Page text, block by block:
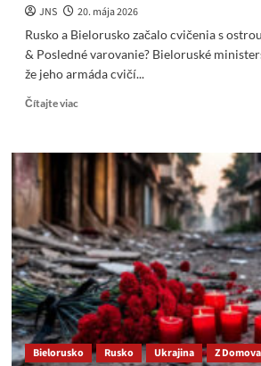
JNS
20. mája 2026
Rusko a Bielorusko začalo cvičenia s
& Posledné varovanie? Bieloruské
že jeho armáda cvičí...
Čítajte viacRead
Rusko
Bielorusko
začalo
cvičenia
s
ostrou
jadrovou
muníciou
&
Posledné
varovanie?
Bielorusko Rusko Ukrajina Z Domova